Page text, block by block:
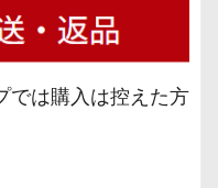
では購入は控えた方